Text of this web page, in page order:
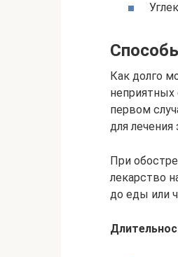
Как долго
неприятных
первом
для
При
лекарство
до еды или